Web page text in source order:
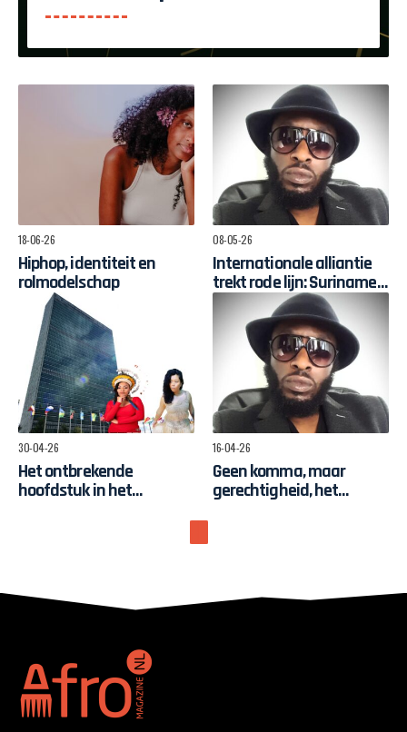
Suriname
18-06-26
Hiphop, identiteit en
rolmodelschap
08-05-26
Internationale alliantie
trekt rode lijn: Suriname
moet zélf sturen op
herstelgelden
30-04-26
Het ontbrekende
hoofdstuk in het
16-04-26
Geen komma, maar
gerechtigheid, het